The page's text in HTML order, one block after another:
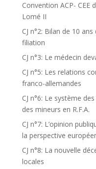
Convention ACP-
Lomé II
CJ n°2: Bilan de 10
filiation
CJ n°3: Le médecin
CJ n°5: Les relations
franco-allemandes
CJ n°6: Le système
des mineurs en R.F.A.
CJ n°7: L’opinion
la perspective
CJ n°8: La nouvelle
locales